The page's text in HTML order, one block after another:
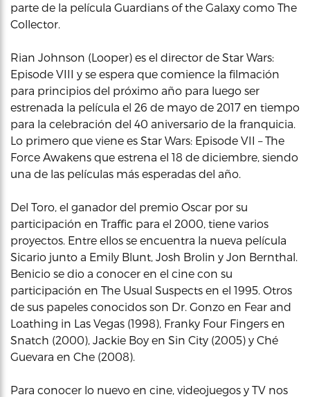
parte de la película Guardians of the Galaxy como The
Collector.
Rian Johnson (Looper) es el director de Star Wars:
Episode VIII y se espera que comience la filmación
para principios del próximo año para luego ser
estrenada la película el 26 de mayo de 2017 en tiempo
para la celebración del 40 aniversario de la franquicia.
Lo primero que viene es Star Wars: Episode VII – The
Force Awakens que estrena el 18 de diciembre, siendo
una de las películas más esperadas del año.
Del Toro, el ganador del premio Oscar por su
participación en Traffic para el 2000, tiene varios
proyectos. Entre ellos se encuentra la nueva película
Sicario junto a Emily Blunt, Josh Brolin y Jon Bernthal.
Benicio se dio a conocer en el cine con su
participación en The Usual Suspects en el 1995. Otros
de sus papeles conocidos son Dr. Gonzo en Fear and
Loathing in Las Vegas (1998), Franky Four Fingers en
Snatch (2000), Jackie Boy en Sin City (2005) y Ché
Guevara en Che (2008).
Para conocer lo nuevo en cine, videojuegos y TV nos